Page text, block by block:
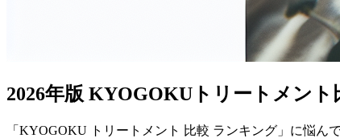
2026年版 KYOGOKUトリートメン
「KYOGOKU トリートメント 比較 ランキング」に悩